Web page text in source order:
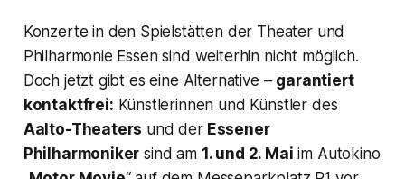
Konzerte in den Spielstätten der Theater und
Philharmonie Essen sind weiterhin nicht möglich.
Doch jetzt gibt es eine Alternative – garantiert
kontaktfrei: Künstlerinnen und Künstler des
Aalto-Theaters und derEssener
Philharmoniker sind am 1. und 2. Mai im Autokino